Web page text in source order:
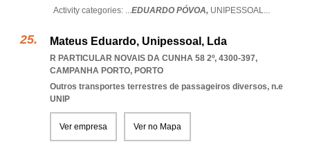
Activity categories: ...EDUARDO PÓVOA, UNIPESSOAL...
Mateus Eduardo, Unipessoal, Lda
R PARTICULAR NOVAIS DA CUNHA 58 2º, 4300-397,
CAMPANHA PORTO, PORTO
Outros transportes terrestres de passageiros diversos, n.e
UNIP
Ver empresa Ver no Mapa